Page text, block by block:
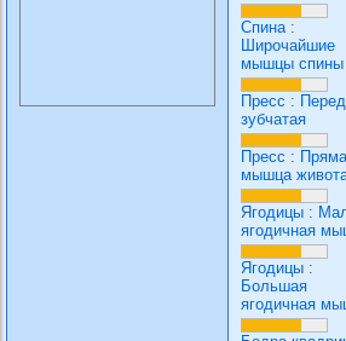
Спина:
Широчайшие
мышцы спины
Пресс :
зубчатая
Пресс :
мышца
Ягодицы :
ягодичная
Ягодицы :
Большая
ягодичная